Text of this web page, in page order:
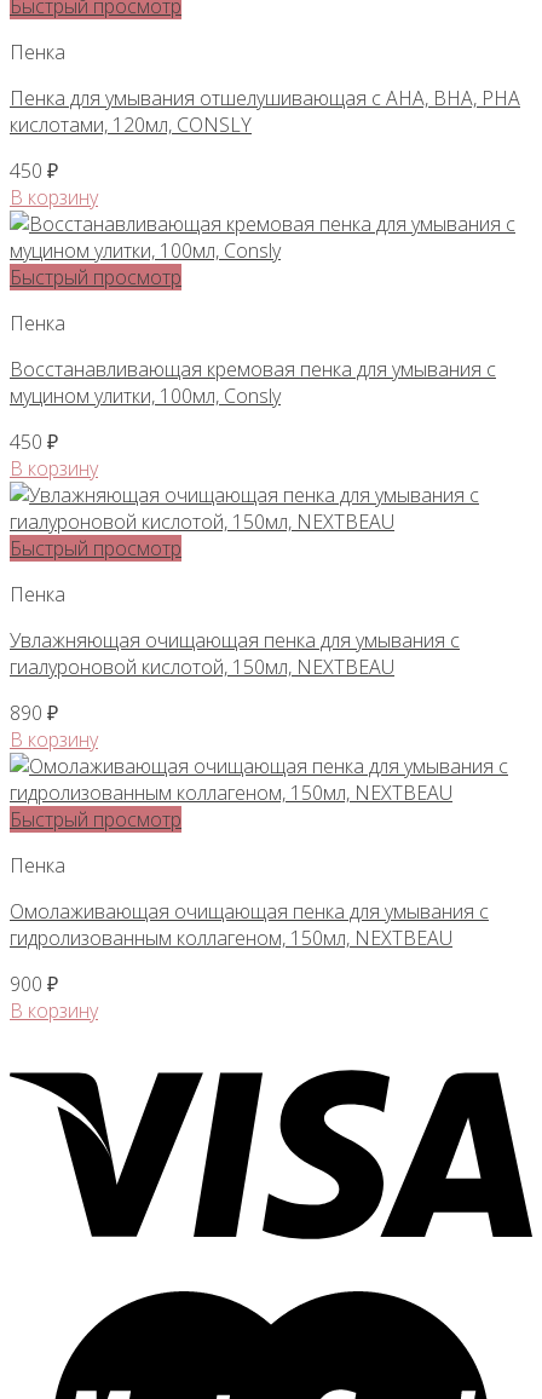
Быстрый просмотр
Пенка
Пенка для умывания отшелушивающая с AHA, BHA, PHA
кислотами, 120мл, CONSLY
450 ₽
В корзину
Быстрый просмотр
Пенка
Восстанавливающая кремовая пенка для умывания с
муцином улитки, 100мл, Consly
450 ₽
В корзину
Быстрый просмотр
Пенка
Увлажняющая очищающая пенка для умывания с
гиалуроновой кислотой, 150мл, NEXTBEAU
890 ₽
В корзину
Быстрый просмотр
Пенка
Омолаживающая очищающая пенка для умывания с
гидролизованным коллагеном, 150мл, NEXTBEAU
900 ₽
В корзину